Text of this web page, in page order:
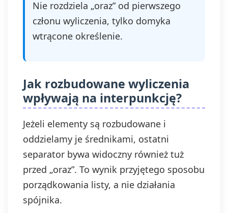
Nie rozdziela „oraz” od pierwszego
członu wyliczenia, tylko domyka
wtrącone określenie.
Jak rozbudowane wyliczenia
wpływają na interpunkcję?
Jeżeli elementy są rozbudowane i
oddzielamy je średnikami, ostatni
separator bywa widoczny również tuż
przed „oraz”. To wynik przyjętego sposobu
porządkowania listy, a nie działania
spójnika.